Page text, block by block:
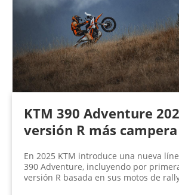
KTM 390 Adventure
versión R más campera
En 2025 KTM introduce una nueva
390 Adventure, incluyendo por
versión R basada en sus motos de